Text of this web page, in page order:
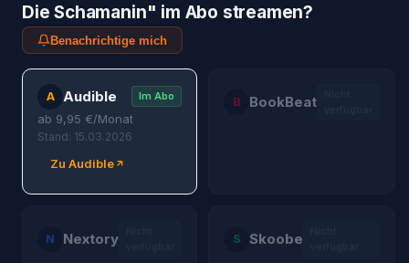
Die Schamanin" im Abo streamen?
Benachrichtige mich
A Audible Im Abo
ab 9,95 €/Monat
Stand: 15.03.2026
Zu Audible
B BookBeat
N Nextory S Skoobe